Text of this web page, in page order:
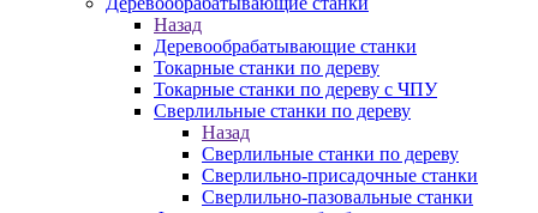
Назад
Деревообрабатывающие станки
Токарные станки по дереву
Токарные станки по дереву с ЧПУ
Сверлильные станки по дереву
Назад
Сверлильные станки по дереву
Сверлильно-присадочные станки
Сверлильно-пазовальные станки